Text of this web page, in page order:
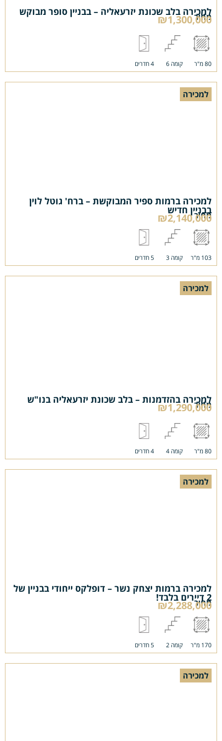
למכירה בלב שכונת יזרעאליה – בבניין סופר מבוקש
מחיר
₪1,300,000
80 מ"ר קומה 6 4 חדרים
למכירה
למכירה ברמות ספיר המבוקשת – ברח' גוטל לוין
בבניין חדיש
מחיר
₪2,140,000
103 מ"ר קומה 3 5 חדרים
למכירה
למכירה בהזדמנות – בלב שכונת יזרעאליה בנו"ש
מחיר
₪1,290,000
80 מ"ר קומה 4 4 חדרים
למכירה
למכירה ברמות יצחק נשר – דופלקס ייחודי בבניין של
2 דיירים בלבד!
מחיר
₪2,288,000
170 מ"ר קומה 2 5 חדרים
למכירה